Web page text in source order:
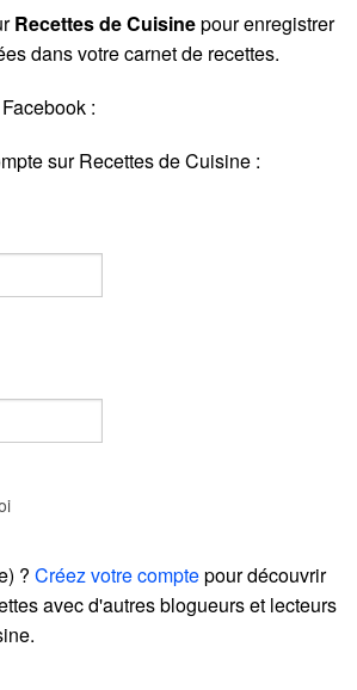
Recettes de Cuisinepour enregistrer
dans votre carnet de recettes.
:
sur Recettes de Cuisine :
? Créez votre comptepour découvrir
avec d'autres blogueurs et lecteurs